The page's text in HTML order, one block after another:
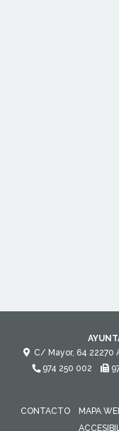
C/ Mayor, 64 22270
974 250 002
CONTACTO MAPA